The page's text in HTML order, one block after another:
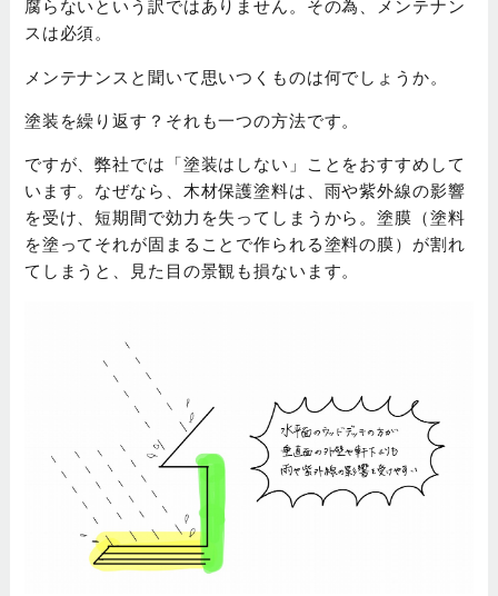
腐らないという訳ではありません。その為、メンテナン
スは必須。
メンテナンスと聞いて思いつくものは何でしょうか。
塗装を繰り返す？それも一つの方法です。
ですが、弊社では「塗装はしない」ことをおすすめして
います。なぜなら、木材保護塗料は、雨や紫外線の影響
を受け、短期間で効力を失ってしまうから。塗膜（塗料
を塗ってそれが固まることで作られる塗料の膜）が割れ
てしまうと、見た目の景観も損ないます。